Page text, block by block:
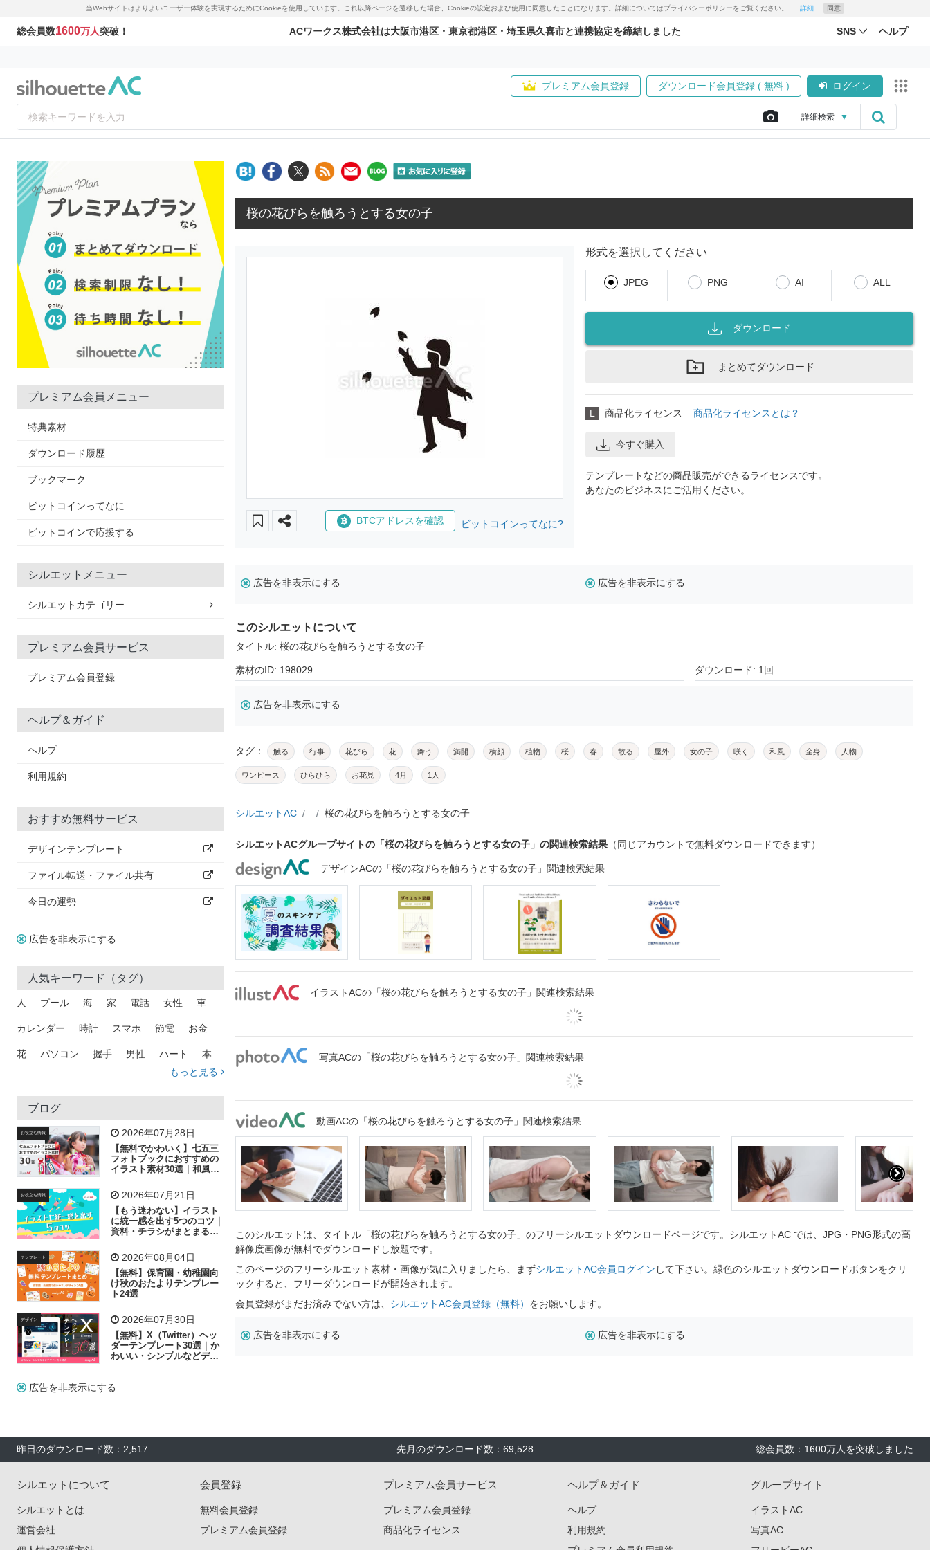
当Webサイトはよりよいユーザー体験を実現するためにCookieを使用しています。これ以降ページを遷移した場合、Cookieの設定および使用に同意したことになります。詳細についてはプライバシーポリシーをご覧ください。 詳細 同意
総会員数1600万人突破！ ACワークス株式会社は大阪市港区・東京都港区・埼玉県久喜市と連携協定を締結しました SNS ヘルプ
プレミアム会員登録 ダウンロード会員登録 ( 無料 ) ログイン
詳細検索 ▼
プレミアム会員メニュー
特典素材
ダウンロード履歴
ブックマーク
ビットコインってなに
ビットコインで応援する
シルエットメニュー
シルエットカテゴリー
プレミアム会員サービス
プレミアム会員登録
ヘルプ＆ガイド
ヘルプ
利用規約
おすすめ無料サービス
デザインテンプレート
ファイル転送・ファイル共有
今日の運勢
広告を非表示にする
人気キーワード（タグ）
人 プール 海 家 電話 女性 車
カレンダー 時計 スマホ 節電 お金
花 パソコン 握手 男性 ハート 本
トラック 木
吹き出し
飛行機 グラフ ビル 魚 家族 書類
歩く 工場 会社 太陽 キラキラ
子供 作業員 相談 ピクトグラム
もっと見る
ブログ
お役立ち情報 2026年07月28日
【無料でかわいく】七五三
フォトブックにおすすめの
イラスト素材30選｜和風の
お役立ち情報 2026年07月21日
【もう迷わない】イラスト
に統一感を出す5つのコツ｜
資料・チラシがまとまるフ
テンプレート 2026年08月04日
【無料】保育園・幼稚園向
け秋のおたよりテンプレー
ト24選
デザイン 2026年07月30日
【無料】X（Twitter）ヘッ
ダーテンプレート30選｜か
わいい・シンプルなどデザ
広告を非表示にする
桜の花びらを触ろうとする女の子
BTCアドレスを確認 ビットコインってなに?
形式を選択してください
JPEG PNG AI ALL
ダウンロード
まとめてダウンロード
L 商品化ライセンス 商品化ライセンスとは？
今すぐ購入
テンプレートなどの商品販売ができるライセンスです。
あなたのビジネスにご活用ください。
広告を非表示にする 広告を非表示にする
このシルエットについて
タイトル: 桜の花びらを触ろうとする女の子
素材のID: 198029 ダウンロード: 1回
広告を非表示にする
タグ： 触る 行事 花びら 花 舞う 満開 横顔 植物 桜 春 散る 屋外 女の子 咲く 和風 全身 人物
ワンピース ひらひら お花見 4月 1人
シルエットAC 桜の花びらを触ろうとする女の子
シルエットACグループサイトの「桜の花びらを触ろうとする女の子」の関連検索結果 （同じアカウントで無料ダウンロードできます）
デザインACの「桜の花びらを触ろうとする女の子」関連検索結果
イラストACの「桜の花びらを触ろうとする女の子」関連検索結果
写真ACの「桜の花びらを触ろうとする女の子」関連検索結果
動画ACの「桜の花びらを触ろうとする女の子」関連検索結果
このシルエットは、タイトル「桜の花びらを触ろうとする女の子」のフリーシルエットダウンロードページです。シルエットAC では、JPG・PNG形式の高
解像度画像が無料でダウンロードし放題です。
このページのフリーシルエット素材・画像が気に入りましたら、まずシルエットAC会員ログイン して下さい。緑色のシルエットダウンロードボタンをクリ
ックすると、フリーダウンロードが開始されます。
会員登録がまだお済みでない方は、 シルエットAC会員登録（無料） をお願いします。
広告を非表示にする 広告を非表示にする
昨日のダウンロード数：2,517 先月のダウンロード数：69,528 総会員数：1600万人を突破しました
シルエットについて
シルエットとは
運営会社
会員登録
無料会員登録
プレミアム会員登録
プレミアム会員サービス
プレミアム会員登録
商品化ライセンス
ヘルプ＆ガイド
ヘルプ
利用規約
グループサイト
イラストAC
写真AC